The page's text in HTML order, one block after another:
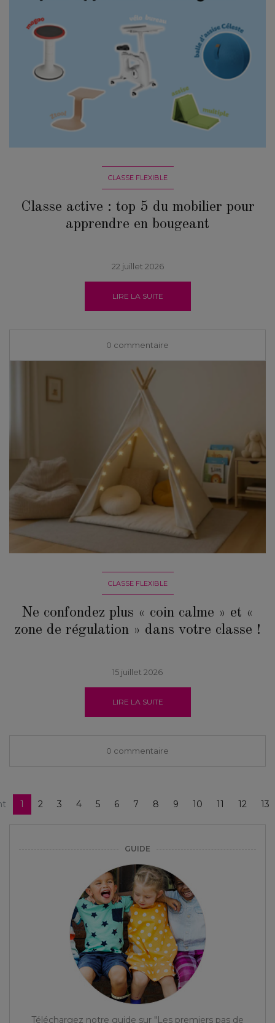
CLASSE FLEXIBLE
Classe active : top 5 du mobilier pour
apprendre en bougeant
22 juillet 2026
LIRE LA SUITE
0 commentaire
CLASSE FLEXIBLE
Ne confondez plus « coin calme » et «
zone de régulation » dans votre classe !
15 juillet 2026
LIRE LA SUITE
0 commentaire
1 2 3 4 5 6 7 8 9 10 11 12 13
GUIDE
Téléchargez notre guide sur "Les premiers pas de